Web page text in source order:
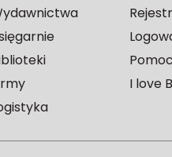
Pomoc
I love